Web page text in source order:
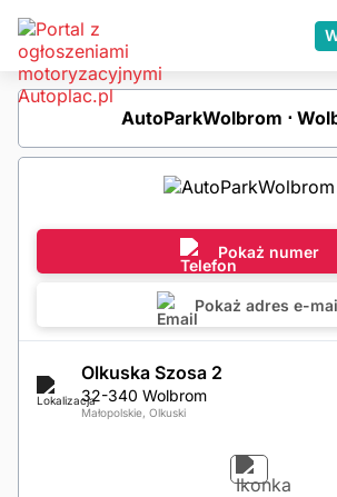
AutoParkWolbrom ⋅
Pokaż numer
Pokaż adres e-
Olkuska Szosa 2
32-340 Wolbrom
Małopolskie, Olkuski